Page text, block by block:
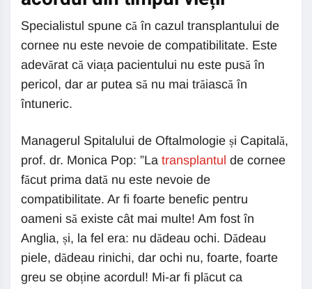
Specialistul spune că în cazul transplantului de
cornee nu este nevoie de compatibilitate. Este
adevărat că viața pacientului nu este pusă în
pericol, dar ar putea să nu mai trăiască în
întuneric.
Managerul Spitalului de Oftalmologie și Capitală,
prof. dr. Monica Pop: ”La transplantul de cornee
făcut prima dată nu este nevoie de
compatibilitate. Ar fi foarte benefic pentru
oameni să existe cât mai multe! Am fost în
Anglia, și, la fel era: nu dădeau ochi. Dădeau
piele, dădeau rinichi, dar ochi nu, foarte, foarte
greu se obține acordul! Mi-ar fi plăcut ca